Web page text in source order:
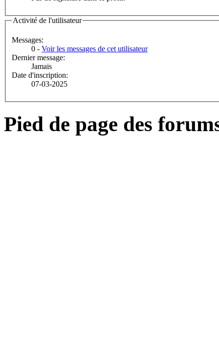
Activité de l'utilisateur
Messages:
0 - Voir les messages de cet utilisateur
Dernier message:
Jamais
Date d'inscription:
07-03-2025
Pied de page des